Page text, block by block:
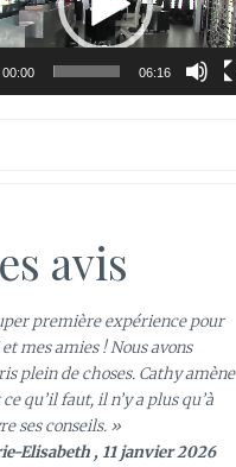
00:00 06:16
avis
première expérience pour
mes amies ! Nous avons
plein de choses. Cathy amène
qu’il faut, il n’y a plus qu’à
ses conseils. »
Elisabeth , 11 janvier 2026